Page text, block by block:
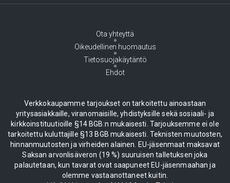
Ota yhteyttä
Oikeudellinen huomautus
Tietosuojakäytäntö
Ehdot
Verkkokaupamme tarjoukset on tarkoitettu ainoastaan
yritysasiakkaille, viranomaisille, yhdistyksille sekä sosiaali- ja
kirkkoinstituutioille §14 BGB:n mukaisesti. Tarjouksemme ei ole
tarkoitettu kuluttajille §13 BGB mukaisesti. Teknisten muutosten,
hinnanmuutosten ja virheiden alainen. EU-jäsenmaat maksavat
Saksan arvonlisäveron (19 %) suuruisen talletuksen joka
palautetaan, kun tavarat ovat saapuneet EU-jäsenmaahan ja
olemme vastaanottaneet kuitin.